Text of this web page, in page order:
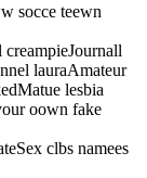
socce teewn
lauraAmateur
lesbia
oown fake
clbs namees